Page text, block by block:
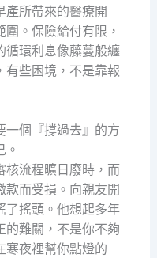
產所帶來的醫療開
。保險給付有限，
循環利息像藤蔓般纏
有些困境，不是靠報
一個『撐過去』的方
。
核流程曠日廢時，而
款而受損。向親友開
了搖頭。他想起多年
的難關，不是你不夠
寒夜裡幫你點燈的